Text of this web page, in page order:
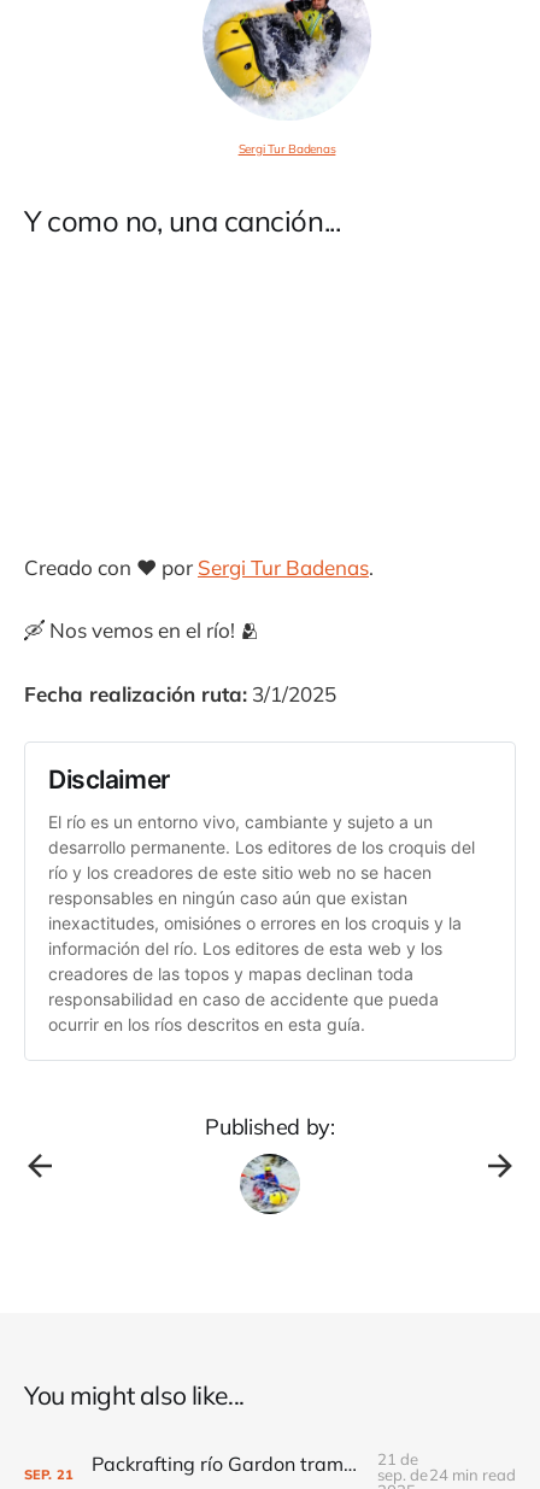
Sergi Tur Badenas
Y como no, una canción...
Creado con ❤️ por Sergi Tur Badenas.
🛶 Nos vemos en el río! 🫂
Fecha realización ruta: 3/1/2025
Disclaimer
El río es un entorno vivo, cambiante y sujeto a un
desarrollo permanente. Los editores de los croquis del
río y los creadores de este sitio web no se hacen
responsables en ningún caso aún que existan
inexactitudes, omisiónes o errores en los croquis y la
información del río. Los editores de esta web y los
creadores de las topos y mapas declinan toda
responsabilidad en caso de accidente que pueda
ocurrir en los ríos descritos en esta guía.
Published by:
You might also like...
SEP. 21 Packrafting río Gardon tramo Gorges del Gardon.
21 de
sep. de24 min read